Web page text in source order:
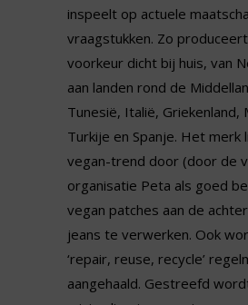
inspeelt op actuele
vraagstukken. Zo
voorkeur dicht bij huis, van
aan landen rond de
Tunesië, Italië, Griekenland,
Turkije en Spanje. Het merk
vegan-trend door (door de
organisatie Peta als goed
vegan patches aan de
jeans te verwerken. Ook
‘repair, reuse, recycle’
aangehaald. Gestreefd